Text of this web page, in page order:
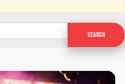
Search